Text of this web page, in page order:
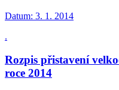
Datum: 3. 1. 2014
.
Rozpis přistavení
roce 2014